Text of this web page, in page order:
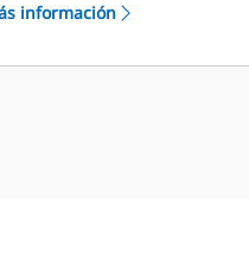
normales.
información